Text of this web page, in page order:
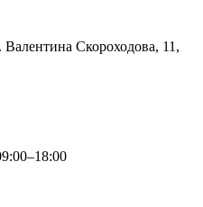
Валентина Скороходова, 11,